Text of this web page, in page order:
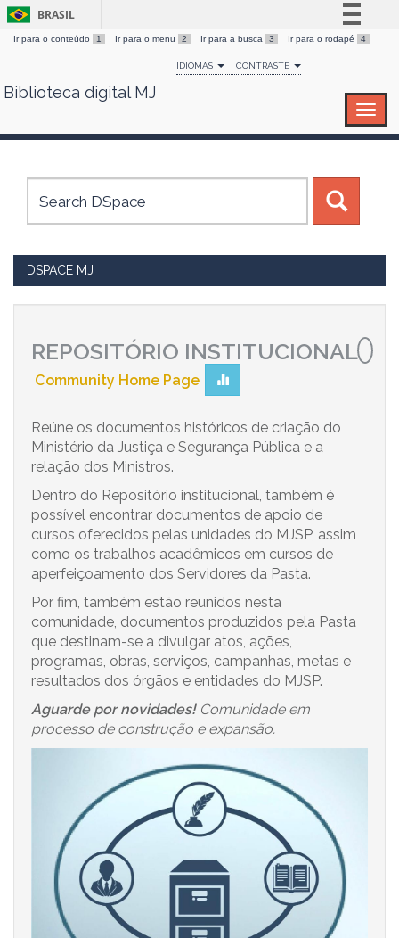
Skip
BRASIL
Simplifique!
Comunica BR
Canais
Ir para o conteúdo 1 Ir para o menu 2 Ir para a busca 3 Ir para o rodapé 4
IDIOMAS CONTRASTE
Biblioteca digital MJ
DSPACE MJ
REPOSITÓRIO INSTITUCIONAL
Community Home Page
Reúne os documentos históricos de criação do
Ministério da Justiça e Segurança Pública e a
relação dos Ministros.
Dentro do Repositório institucional, também é
possível encontrar documentos de apoio de
cursos oferecidos pelas unidades do MJSP, assim
como os trabalhos acadêmicos em cursos de
aperfeiçoamento dos Servidores da Pasta.
Por fim, também estão reunidos nesta
comunidade, documentos produzidos pela Pasta
que destinam-se a divulgar atos, ações,
programas, obras, serviços, campanhas, metas e
resultados dos órgãos e entidades do MJSP.
Aguarde por novidades!Comunidade em
processo de construção e expansão.